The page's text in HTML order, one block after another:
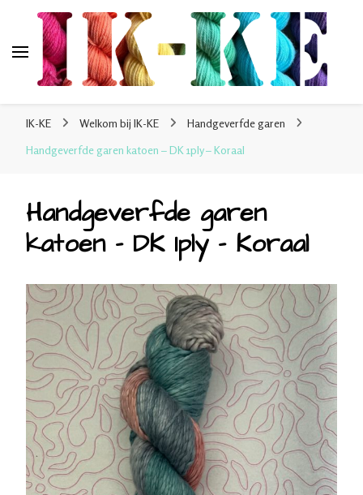
sokkenwol
IK-KE Welkom bij IK-KE
Handgeverfde garen
Handgeverfde garen katoen – DK 1ply – Koraal
Handgeverfde garen
katoen – DK 1ply – Koraal